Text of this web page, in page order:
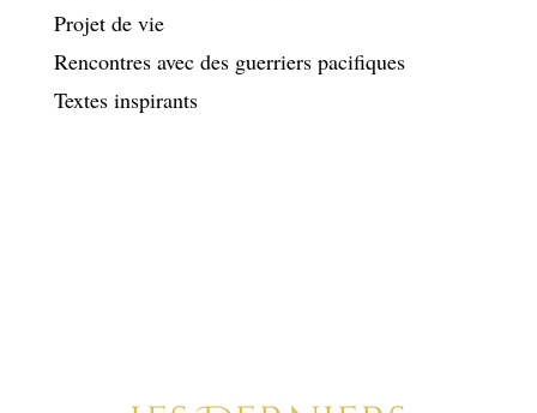
Projet de vie
Rencontres avec des guerriers pacifiques
Textes inspirants